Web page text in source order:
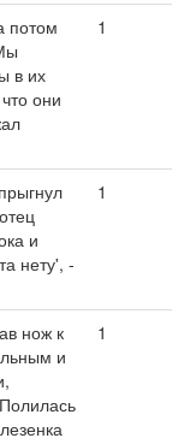
потом
в их
они
1
и
нету', -
1
нож к
и
1